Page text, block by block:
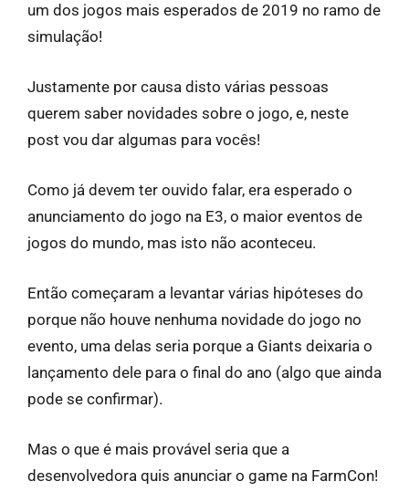
um dos jogos mais esperados de 2019 no ramo de
simulação!
Justamente por causa disto várias pessoas
querem saber novidades sobre o jogo, e, neste
post vou dar algumas para vocês!
Como já devem ter ouvido falar, era esperado o
anunciamento do jogo na E3, o maior eventos de
jogos do mundo, mas isto não aconteceu.
Então começaram a levantar várias hipóteses do
porque não houve nenhuma novidade do jogo no
evento, uma delas seria porque a Giants deixaria o
lançamento dele para o final do ano (algo que ainda
pode se confirmar).
Mas o que é mais provável seria que a
desenvolvedora quis anunciar o game na FarmCon!